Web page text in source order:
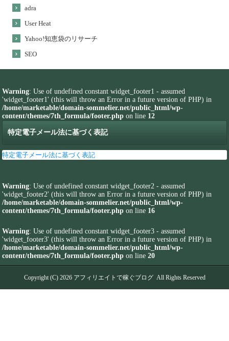
adra
User Heat
Yahoo!知恵袋のリサーチ
SEO
Warning: Use of undefined constant widget_footer1 - assumed
'widget_footer1' (this will throw an Error in a future version of PHP) in
/home/marketable/domain-sommelier.net/public_html/wp-
content/themes/7th_formula/footer.php on line 12
特定電子メール法に基づく表記
特定電子メール法に基づく表記
Warning: Use of undefined constant widget_footer2 - assumed
'widget_footer2' (this will throw an Error in a future version of PHP) in
/home/marketable/domain-sommelier.net/public_html/wp-
content/themes/7th_formula/footer.php on line 16
Warning: Use of undefined constant widget_footer3 - assumed
'widget_footer3' (this will throw an Error in a future version of PHP) in
/home/marketable/domain-sommelier.net/public_html/wp-
content/themes/7th_formula/footer.php on line20
Copyright (C) 2026 アフィリエイトで稼ぐブログAll Rights Reserved